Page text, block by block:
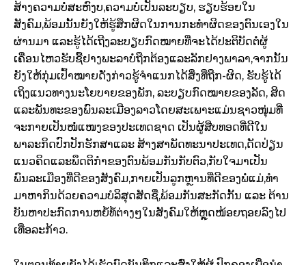
ສ້າງຄວາມບໍ່ສະຫົງບ,ຄວາມບໍ່ເປັນລະບຽບ, ຮຽບຮ້ອຍໃນ
ສັງຄົມ,ພ້ອມນັ້ນຍັງໃຫ້ຮູ້ສຶກຜິດໃນການກະທຳຜິດຂອງຕົນເອງໃນ
ຜ່ານມາ ແລະຮູ້ໄດ້ເຖີງລະບຽບກົດໝາຍທີ່ຈະໄດ້ປະຕິບັດຕໍ່ຜູ້
ເຄື່ອນໄຫວຮັບຊື້ຢາງພະລາບໍ່ຖືກຕ້ອງແລະລັກຢາງພາລາ,ຈາກນັ້ນ
ຍັງໃຫ້ກຸ່ມເປົ້າໝາຍດັ່ງກ່າວຮູ້ຈຳແນກໄດ້ສິ່ງທີ່ຖືກ-ຜິດ, ຮັບຮູ້ໄດ້
ເຖິງແນວທາງນະໂຍບາຍຂອງພັກ, ລະບຽບກົດໝາຍຂອງລັດ, ສິດ
ແລະພັນທະຂອງພົນລະເມືອງລາວໂດຍສະເພາະແມ່ນຊາວໜຸ່ມທີ່
ຈະກາຍເປັນໜໍ່ແໜງຂອງປະເທດຊາດ ເປັນຜູ້ສືບທອດທີ່ດີໃນ
ພາລະກິດປົກປັກຮັກສາແລະ ສ້າງສາພັດທະນາປະເທດ,ດັດປ່ຽນ
ແນວຄິດແລະພຶດຕິກຳຂອງຕົນພ້ອມກັນກັບຕົວ,ກັບໃຈມາເປັນ
ພົນລະເມືອງທີ່ດີຂອງສັງຄົມ,ກາຍເປັນລູກຫຼານທີ່ດີຂອງພໍ່ແມ່,ທຳ
ມາຫາກິນດ້ວຍຄວາມບໍລິສຸດສັດຊື່,ພ້ອມກັນສະກັດກັ້ນ ແລະ ຕ້ານ
ບັນຫາປະກົດການຫຍໍ້ທໍ້ຕ່າງໆໃນສັງຄົມໃຫ້ຫຼຸດໜ້ອຍຖອຍລົງໄປ
ເທື່ອລະກ້າວ.